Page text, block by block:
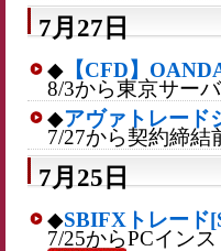
7月27日
◆ 【CFD】
8/3から東京サー
◆アヴァトレード
7/27から契約締結
7月25日
◆SBIFXトレード
7/25からPCイン